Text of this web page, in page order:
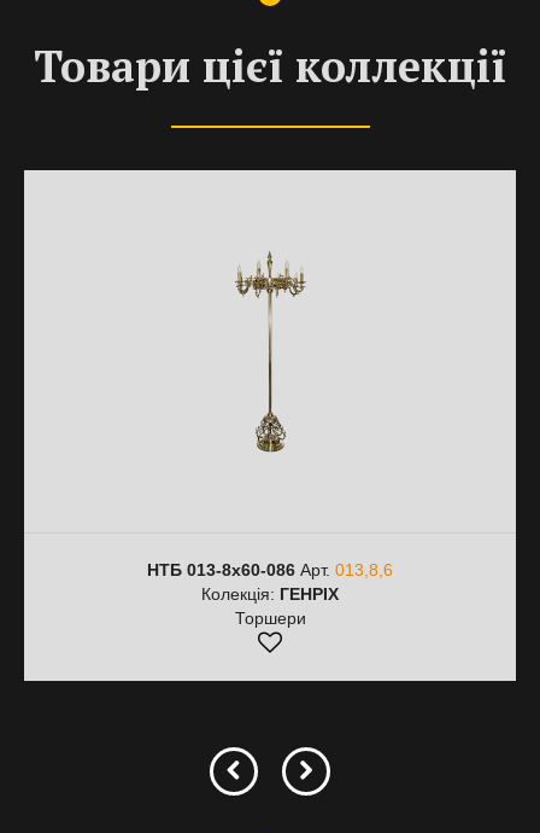
Товари цієї коллекції
НТБ 013-8х60-086 Арт. 013,8,6
Колекція: ГЕНРІХ
Торшери